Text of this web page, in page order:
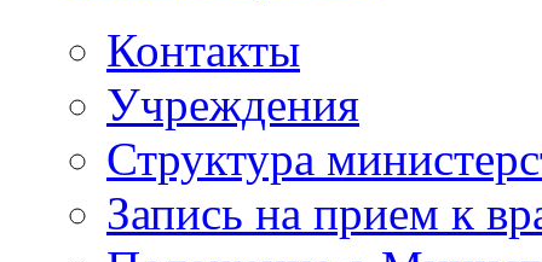
Контакты
Учреждения
Структура
Запись на прием к